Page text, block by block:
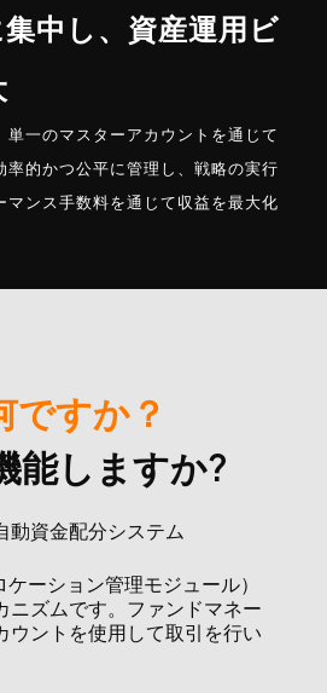
中し、資産運用ビ
単一のマスターアカウントを通じて
率的かつ公平に管理し、戦略の実行
マンス手数料を通じて収益を最大化
ですか？
能しますか?
動資金配分システム
ーション管理モジュール）
ニズムです。ファンドマネー
ウントを使用して取引を行い